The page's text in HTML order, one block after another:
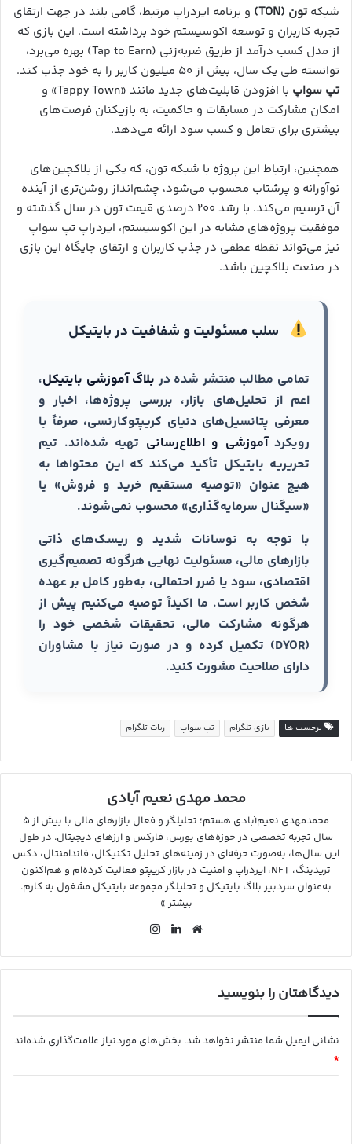
شبکه تون (TON)
و برنامه ایردراپ مرتبط، گامی بلند در جهت ارتقای
تجربه کاربران و توسعه اکوسیستم خود برداشته است. این بازی که
از مدل کسب درآمد از طریق ضربه‌زنی (Tap to Earn) بهره می‌برد،
توانسته طی یک سال، بیش از ۵۰ میلیون کاربر را به خود جذب کند.
تپ سواپ
با افزودن قابلیت‌های جدید مانند «Tappy Town» و
امکان مشارکت در مسابقات و حاکمیت، به بازیکنان فرصت‌های
بیشتری برای تعامل و کسب سود ارائه می‌دهد.
همچنین، ارتباط این پروژه با شبکه تون، که یکی از بلاکچین‌های
نوآورانه و پرشتاب محسوب می‌شود، چشم‌انداز روشن‌تری از آینده
آن ترسیم می‌کند. با رشد ۲۰۰ درصدی قیمت تون در سال گذشته و
موفقیت پروژه‌های مشابه در این اکوسیستم، ایردراپ تپ سواپ
نیز می‌تواند نقطه عطفی در جذب کاربران و ارتقای جایگاه این بازی
در صنعت بلاکچین باشد.
سلب مسئولیت و شفافیت در بایتیکل
تمامی مطالب منتشر شده در بلاگ آموزشی بایتیکل،
اعم از تحلیل‌های بازار، بررسی پروژه‌ها، اخبار و
معرفی پتانسیل‌های دنیای کریپتوکارنسی، صرفاً با
رویکردآموزشی و اطلاع‌رسانی تهیه شده‌اند. تیم
تحریریه بایتیکل تأکید می‌کند که این محتواها به
هیچ عنوان «توصیه مستقیم خرید و فروش» یا
«سیگنال سرمایه‌گذاری» محسوب نمی‌شوند.
با توجه به نوسانات شدید و ریسک‌های ذاتی
بازارهای مالی، مسئولیت نهایی هرگونه تصمیم‌گیری
اقتصادی، سود یا ضرر احتمالی، به‌طور کامل بر عهده
شخص کاربر است. ما اکیداً توصیه می‌کنیم پیش از
هرگونه مشارکت مالی، تحقیقات شخصی خود را
(DYOR) تکمیل کرده و در صورت نیاز با مشاوران
دارای صلاحیت مشورت کنید.
برچسب ها بازی تلگرام تپ سواپ ربات تلگرام
محمد مهدی نعیم آبادی
محمدمهدی نعیم‌آبادی هستم؛ تحلیلگر و فعال بازارهای مالی با بیش از ۵
سال تجربه تخصصی در حوزه‌های بورس، فارکس و ارزهای دیجیتال. در طول
این سال‌ها، به‌صورت حرفه‌ای در زمینه‌های تحلیل تکنیکال، فاندامنتال، دکس
تریدینگ، NFT، ایردراپ و امنیت در بازار کریپتو فعالیت کرده‌ام و هم‌اکنون
به‌عنوان سردبیر بلاگ بایتیکل و تحلیلگر مجموعه بایتیکل مشغول به کارم.
بیشتر »
وب
ت
لین
ین گرا
دیدگاهتان را بنویسید
نشانی ایمیل شما منتشر نخواهد شد. بخش‌های موردنیاز علامت‌گذاری شده‌اند
*